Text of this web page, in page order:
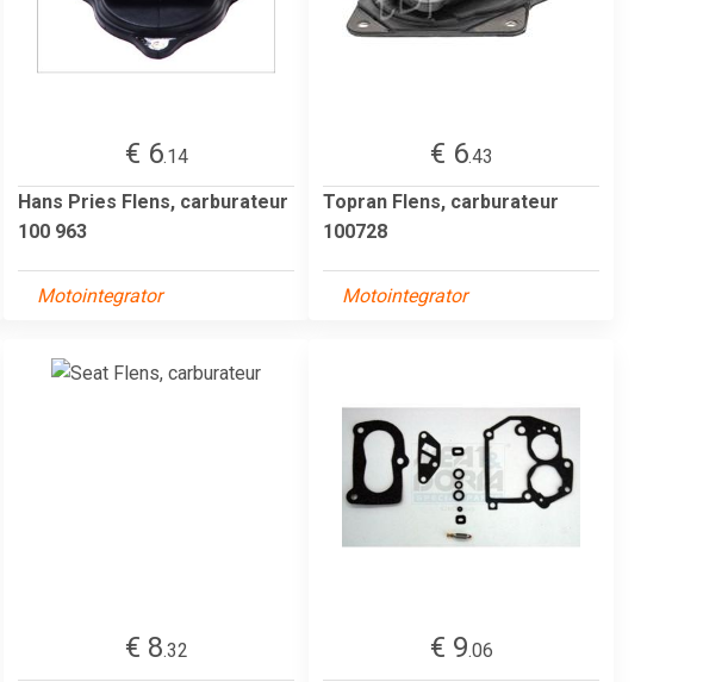
€ 6.14
Hans Pries Flens, carburateur
100 963
Motointegrator
€ 6.43
Topran Flens, carburateur
100728
Motointegrator
€ 8.32
€ 9.06